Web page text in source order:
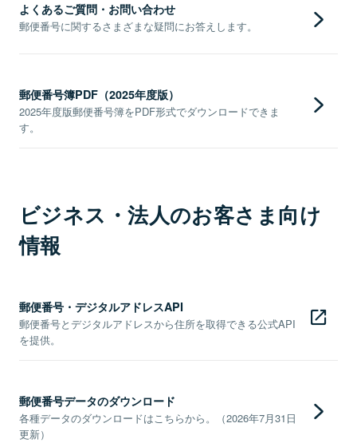
よくあるご質問・お問い合わせ
郵便番号に関するさまざまな疑問にお答えします。
郵便番号簿PDF（2025年度版）
2025年度版郵便番号簿をPDF形式でダウンロードできま
す。
ビジネス・法人のお客さま向け
情報
郵便番号・デジタルアドレスAPI
郵便番号とデジタルアドレスから住所を取得できる公式API
を提供。
郵便番号データのダウンロード
各種データのダウンロードはこちらから。（2026年7月31日
更新）